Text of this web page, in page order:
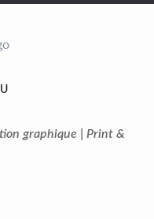
graphique | Print &